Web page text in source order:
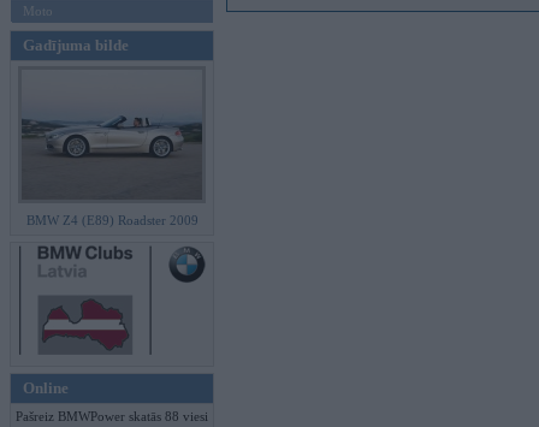
Moto
Gadījuma bilde
BMW Z4 (E89) Roadster 2009
Online
Pašreiz BMWPower skatās 88 viesi